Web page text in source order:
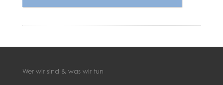
Wer wir sind & was wir tun